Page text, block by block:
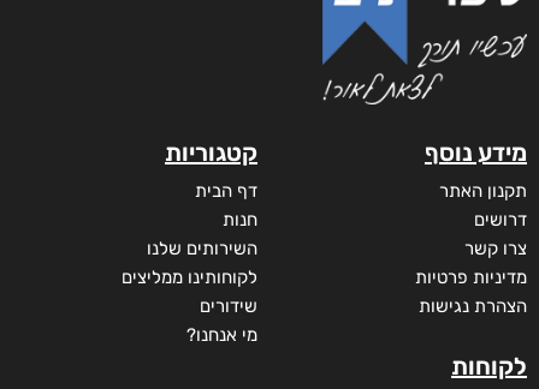
מידע נוסף
תקנון האתר
דרושים
צרו קשר
מדיניות פרטיות
הצהרת נגישות
לקוחות
קטגוריות
דף הבית
חנות
השירותים שלנו
לקוחותינו ממליצים
שידורים
מי אנחנו?